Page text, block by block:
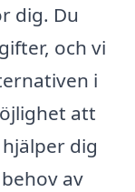
dig. Du
och vi
i
att
dig
av